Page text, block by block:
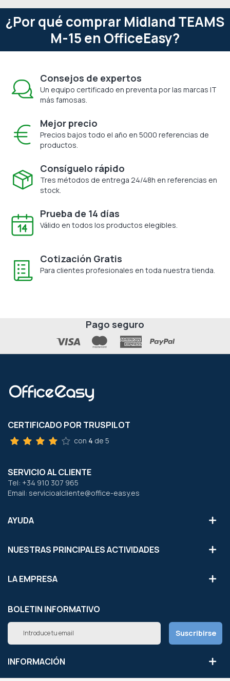
¿Por qué comprar Midland TEAMS
M-15 en OfficeEasy?
Consejos de expertos
Un equipo certificado en preventa por las marcas IT
más famosas.
Mejor precio
Precios bajos todo el año en 5000 referencias de
productos.
Consíguelo rápido
Tres métodos de entrega 24/48h en referencias en
stock.
Prueba de 14 días
Válido en todos los productos elegibles.
Cotización Gratis
Para clientes profesionales en toda nuestra tienda.
Pago seguro
CERTIFICADO POR TRUSPILOT
con 4 de 5
SERVICIO AL CLIENTE
Tel: +34 910 307 965
Email: servicioalcliente@office-easy.es
AYUDA
NUESTRAS PRINCIPALES ACTIVIDADES
LA EMPRESA
BOLETIN INFORMATIVO
Inscríbete
nuestro
boletín
de
noticias:
Suscribirse
INFORMACIÓN